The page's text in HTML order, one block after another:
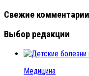
Свежие комментарии
Выбор редакции
Медицина